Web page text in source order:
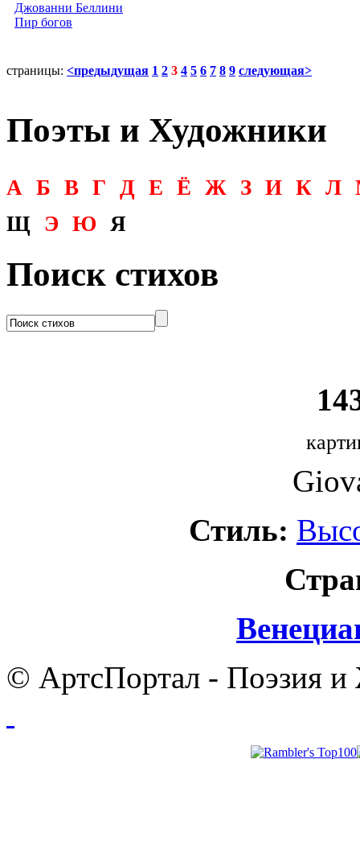
Джованни Беллини
Пир богов
страницы: <предыдущая 1 2 3 4 5 6 7 8 9 следующая>
Поэты и Художники
А Б В Г Д Е Ё Ж З И К Л
Щ
Э Ю Я
Поиск стихов
Стиль:
© АртсПортал - Поэзия